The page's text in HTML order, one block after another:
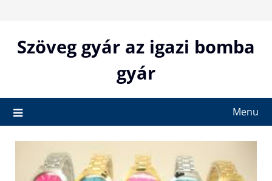
contentSzöveg gyár az igazi bomba
gyár
Menu